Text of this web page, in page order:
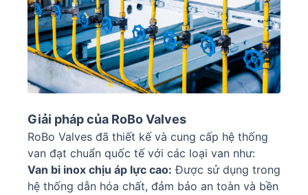
Giải pháp của RoBo Valves
RoBo Valves đã thiết kế và cung cấp hệ thống
van đạt chuẩn quốc tế với các loại van như:
Van bi inox chịu áp lực cao: Được sử dụng trong
hệ thống dẫn hóa chất, đảm bảo an toàn và bền